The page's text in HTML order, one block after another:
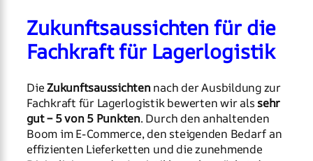
Zukunftsaussichten für die
Fachkraft für Lagerlogistik
DieZukunftsaussichtennach der Ausbildung zur
Fachkraft für Lagerlogistik bewerten wir als sehr
gut – 5 von 5 Punkten. Durch den anhaltenden
Boom im E-Commerce, den steigenden Bedarf an
effizienten Lieferketten und die zunehmende